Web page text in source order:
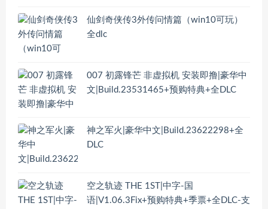
仙剑奇侠传3外传问情篇（win10可玩）
全dlc
007 初露锋芒 非虚拟机 安装即撸|豪华中
文|Build.23531465+预购特典+全DLC
神之军火|豪华中文|Build.23622298+全
DLC
空之轨迹 THE 1ST|中字-国
语|V1.06.3Fix+预购特典+季票+全DLC-支